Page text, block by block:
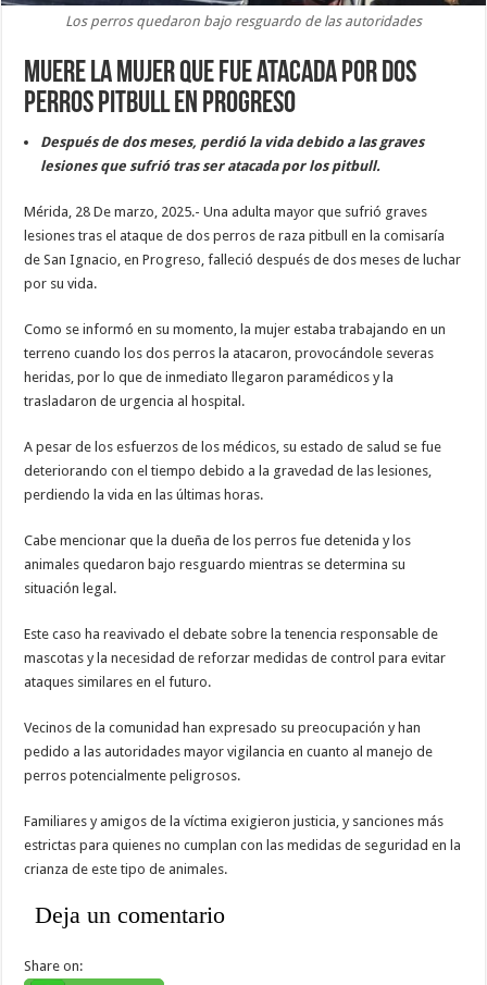
Los perros quedaron bajo resguardo de las autoridades
Muere la mujer que fue atacada por dos
perros pitbull en Progreso
Después de dos meses, perdió la vida debido a las graves
lesiones que sufrió tras ser atacada por los pitbull.
Mérida, 28 De marzo, 2025.- Una adulta mayor que sufrió graves
lesiones tras el ataque de dos perros de raza pitbull en la comisaría
de San Ignacio, en Progreso, falleció después de dos meses de luchar
por su vida.
Como se informó en su momento, la mujer estaba trabajando en un
terreno cuando los dos perros la atacaron, provocándole severas
heridas, por lo que de inmediato llegaron paramédicos y la
trasladaron de urgencia al hospital.
A pesar de los esfuerzos de los médicos, su estado de salud se fue
deteriorando con el tiempo debido a la gravedad de las lesiones,
perdiendo la vida en las últimas horas.
Cabe mencionar que la dueña de los perros fue detenida y los
animales quedaron bajo resguardo mientras se determina su
situación legal.
Este caso ha reavivado el debate sobre la tenencia responsable de
mascotas y la necesidad de reforzar medidas de control para evitar
ataques similares en el futuro.
Vecinos de la comunidad han expresado su preocupación y han
pedido a las autoridades mayor vigilancia en cuanto al manejo de
perros potencialmente peligrosos.
Familiares y amigos de la víctima exigieron justicia, y sanciones más
estrictas para quienes no cumplan con las medidas de seguridad en la
crianza de este tipo de animales.
Deja un comentario
Share on: